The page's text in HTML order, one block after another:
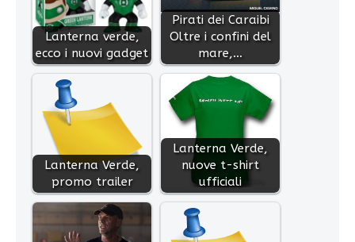
Lanterna verde,
ecco i nuovi gadget
Pirati dei Caraibi
Oltre i confini del
mare,…
Lanterna Verde,
promo trailer
Lanterna Verde,
nuove t-shirt
ufficiali